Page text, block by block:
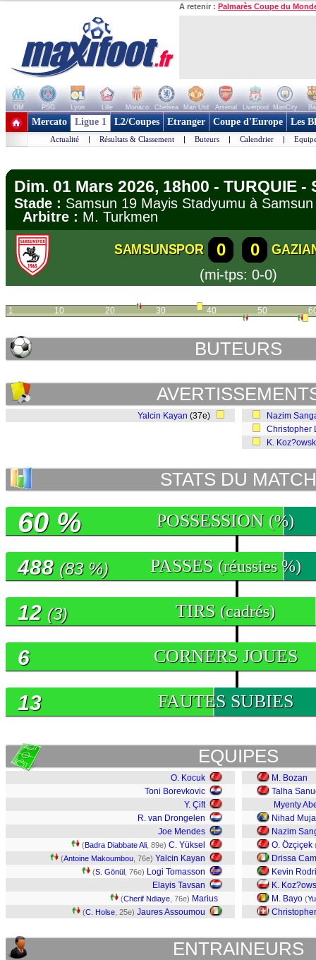
A retenir : Palmarès Coupe du
OM PSG Lyon Lille Monaco Chelsea Man Utd Arsenal Liverpool ManCity
+ de clubs
Mercato Ligue 1 L2/Coupes Etranger Coupe d'Europe Les
Actualité | Résultats & Classement | Buteurs | Calendrier |
Dim. 01 Mars 2026, 18h00 - TURQUIE -
Stade : Samsun 19 Mayis Stadyumu à
Arbitre : M. Turkmen
SAMSUNSPOR 0 0
(mi-tps: 0-0)
1 10 20 30 40 50
BUTEURS
Yalcin Kayan (37e)
Nazim
Christopher
K.
STATS DU MATCH
POSSESSION (%)
60 %
PASSES (réussies %)
488 (83 %)
TIRS (cadrés)
12 (3)
CORNERS JOUES
6
FAUTES SUBIES
13
EQUIPES
O. Kocuk
Toni Borevkovic
Y. Çift
R. van Drongelen
Joe Mendes
(Badra Diabbate Ali , 89e) C. Yüksel
(Antoine Makoumbou , 76e) Yalcin Kayan
(S. Gönül , 76e) Logi Tomasson
Elayis Tavsan
(Cherif Ndiaye , 76e) Marius
(C. Holse , 25e) Jaures Assoumou
M. Bozan
Talha
Myenty
Nihad
Nazim
O. Özçiçek
Drissa
Kevin
K.
M. Bayo (
ENTRAINEURS